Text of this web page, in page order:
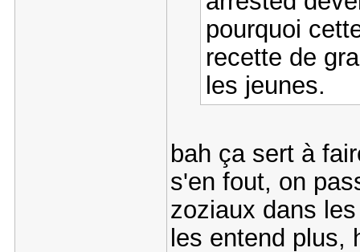
pourquoi
recette de
les jeunes.
bah ça sert à
s'en fout, on
zoziaux dans
les entend plus,